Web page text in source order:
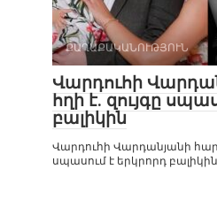
ՔԱՂԱՔԱԿԱՆՈՒԹՅՈՒՆ
Վարդուհի
հղի է. զույգը
բալիկին
Վարդուհի Վարդանյանի
սպասում է երկրորդ բալիկին